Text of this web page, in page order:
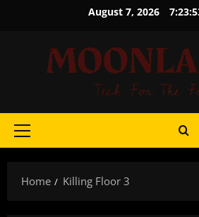
August 7, 2026
Primary
Home Killing Floor 3